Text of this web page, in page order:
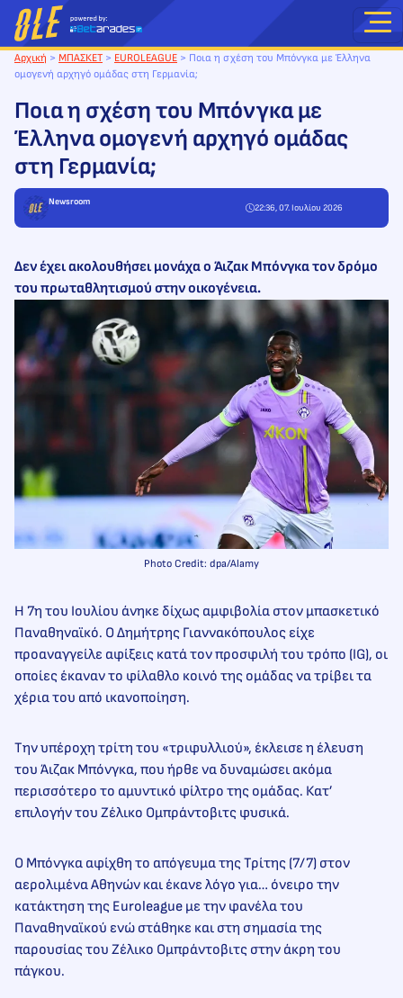
Μετάβαση
στο
περιεχόμενο
Αρχική > ΜΠΑΣΚΕΤ > EUROLEAGUE > Ποια η σχέση του Μπόνγκα με Έλληνα
ομογενή αρχηγό ομάδας στη Γερμανία;
Ποια η σχέση του Μπόνγκα με
Έλληνα ομογενή αρχηγό ομάδας
στη Γερμανία;
Newsroom
22:36, 07. Ιουλίου 2026
Δεν έχει ακολουθήσει μονάχα ο Άιζακ Μπόνγκα τον δρόμο
του πρωταθλητισμού στην οικογένεια.
Photo Credit: dpa/Alamy
Η 7η του Ιουλίου άνηκε δίχως αμφιβολία στον μπασκετικό
Παναθηναϊκό. Ο Δημήτρης Γιαννακόπουλος είχε
προαναγγείλε αφίξεις κατά τον προσφιλή του τρόπο (IG), οι
οποίες έκαναν το φίλαθλο κοινό της ομάδας να τρίβει τα
χέρια του από ικανοποίηση.
Την υπέροχη τρίτη του «τριφυλλιού», έκλεισε η έλευση
του Άιζακ Μπόνγκα, που ήρθε να δυναμώσει ακόμα
περισσότερο το αμυντικό φίλτρο της ομάδας. Κατ’
επιλογήν του Ζέλικο Ομπράντοβιτς φυσικά.
Ο Μπόνγκα αφίχθη το απόγευμα της Τρίτης (7/7) στον
αερολιμένα Αθηνών και έκανε λόγο για… όνειρο την
κατάκτηση της Euroleague με την φανέλα του
Παναθηναϊκού ενώ στάθηκε και στη σημασία της
παρουσίας του Ζέλικο Ομπράντοβιτς στην άκρη του
πάγκου.